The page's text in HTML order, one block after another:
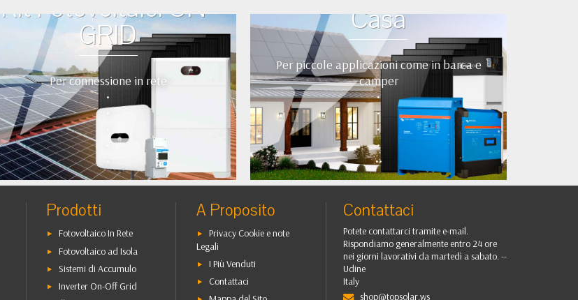
Kit Fotovoltaici ON-
GRID
Per connessione in rete
•
•
•
Casa
Per piccole applicazioni come in barca e
camper
•
•
•
•
••
Prodotti
Fotovoltaico In Rete
Fotovoltaico ad Isola
Sistemi di Accumulo
Inverter On-Off Grid
A Proposito
Privacy Cookie e note
Legali
I Più Venduti
Contattaci
Contattaci
Potete contattarci tramite e-mail.
Rispondiamo generalmente entro 24 ore
nei giorni lavorativi da martedì a sabato. --
Udine
Italy
shop@topsolar.ws